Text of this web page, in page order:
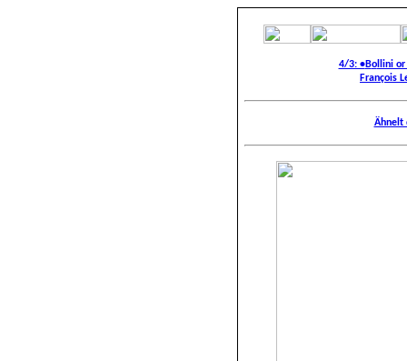
4/3: •Bollini or
François
Ähnelt